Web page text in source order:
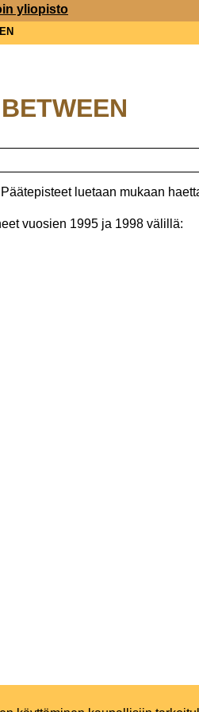
BETWEEN
luetaan mukaan
vuosien 1995 ja 1998 välillä:
yliopisto